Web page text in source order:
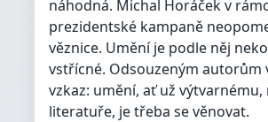
náhodná. Michal Horáček v
prezidentské kampaně
věznice. Umění je podle něj
vstřícné. Odsouzeným autorům
vzkaz: umění, ať už výtvarnému,
literatuře, je třeba se věnovat.